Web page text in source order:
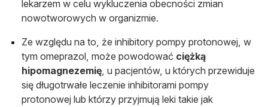
lekarzem w celu wykluczenia obecności zmian
nowotworowych w organizmie.
Ze względu na to, że inhibitory pompy protonowej, w
tym omeprazol, może powodować ciężką
hipomagnezemię, u pacjentów, u których przewiduje
się długotrwałe leczenie inhibitorami pompy
protonowej lub którzy przyjmują leki takie jak